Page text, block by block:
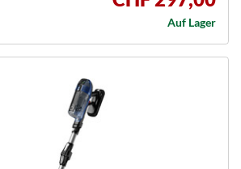
Auf Lager